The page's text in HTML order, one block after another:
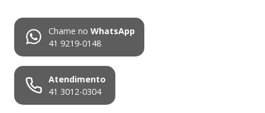
Chame no WhatsApp
41 9219-0148
Atendimento
41 3012-0304